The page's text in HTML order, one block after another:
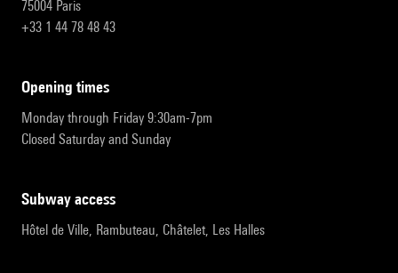
75004 Paris
+33 1 44 78 48 43
opening times
Monday through Friday 9:30am-7pm
Closed Saturday and Sunday
subway access
Hôtel de Ville, Rambuteau, Châtelet, Les Halles